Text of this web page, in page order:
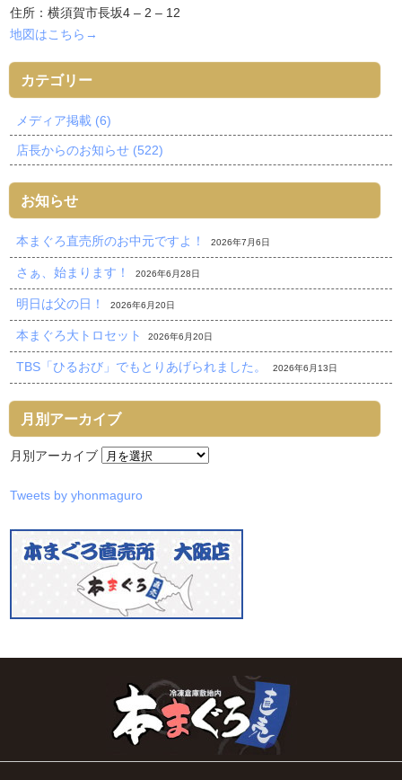
住所：横須賀市長坂4 – 2 – 12
地図はこちら→
カテゴリー
メディア掲載 (6)
店長からのお知らせ (522)
お知らせ
本まぐろ直売所のお中元ですよ！ 2026年7月6日
さぁ、始まります！ 2026年6月28日
明日は父の日！ 2026年6月20日
本まぐろ大トロセット 2026年6月20日
TBS「ひるおび」でもとりあげられました。 2026年6月13日
月別アーカイブ
月別アーカイブ
Tweets by yhonmaguro